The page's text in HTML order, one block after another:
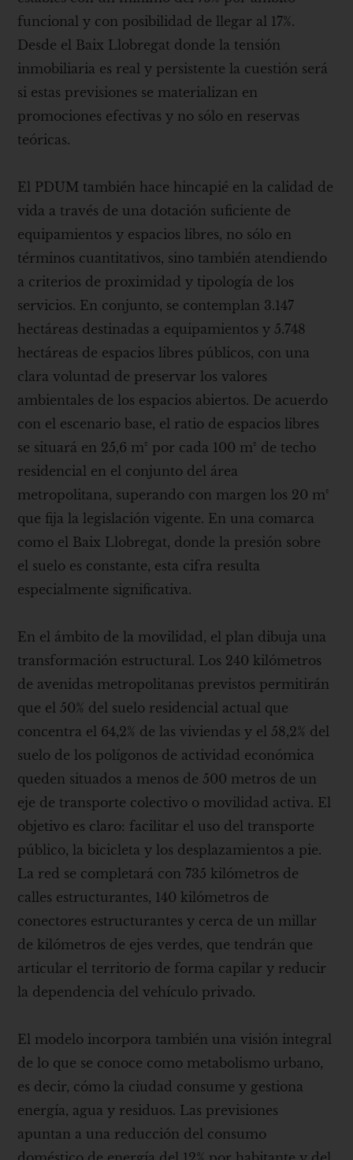
funcional y con posibilidad de llegar al 17%.
Desde el Baix Llobregat donde la tensión
inmobiliaria es real y persistente la cuestión será
si estas previsiones se materializan en
promociones efectivas y no sólo en reservas
teóricas.
El PDUM también hace hincapié en la calidad de
vida a través de una dotación suficiente de
equipamientos y espacios libres, no sólo en
términos cuantitativos, sino también atendiendo
a criterios de proximidad y tipología de los
servicios. En conjunto, se contemplan 3.147
hectáreas destinadas a equipamientos y 5.748
hectáreas de espacios libres públicos, con una
clara voluntad de preservar los valores
ambientales de los espacios abiertos. De acuerdo
con el escenario base, el ratio de espacios libres
se situará en 25,6 m² por cada 100 m² de techo
residencial en el conjunto del área
metropolitana, superando con margen los 20 m²
que fija la legislación vigente. En una comarca
como el Baix Llobregat, donde la presión sobre
el suelo es constante, esta cifra resulta
especialmente significativa.
En el ámbito de la movilidad, el plan dibuja una
transformación estructural. Los 240 kilómetros
de avenidas metropolitanas previstos permitirán
que el 50% del suelo residencial actual que
concentra el 64,2% de las viviendas y el 58,2% del
suelo de los polígonos de actividad económica
queden situados a menos de 500 metros de un
eje de transporte colectivo o movilidad activa. El
objetivo es claro: facilitar el uso del transporte
público, la bicicleta y los desplazamientos a pie.
La red se completará con 735 kilómetros de
calles estructurantes, 140 kilómetros de
conectores estructurantes y cerca de un millar
de kilómetros de ejes verdes, que tendrán que
articular el territorio de forma capilar y reducir
la dependencia del vehículo privado.
El modelo incorpora también una visión integral
de lo que se conoce como metabolismo urbano,
es decir, cómo la ciudad consume y gestiona
energía, agua y residuos. Las previsiones
apuntan a una reducción del consumo